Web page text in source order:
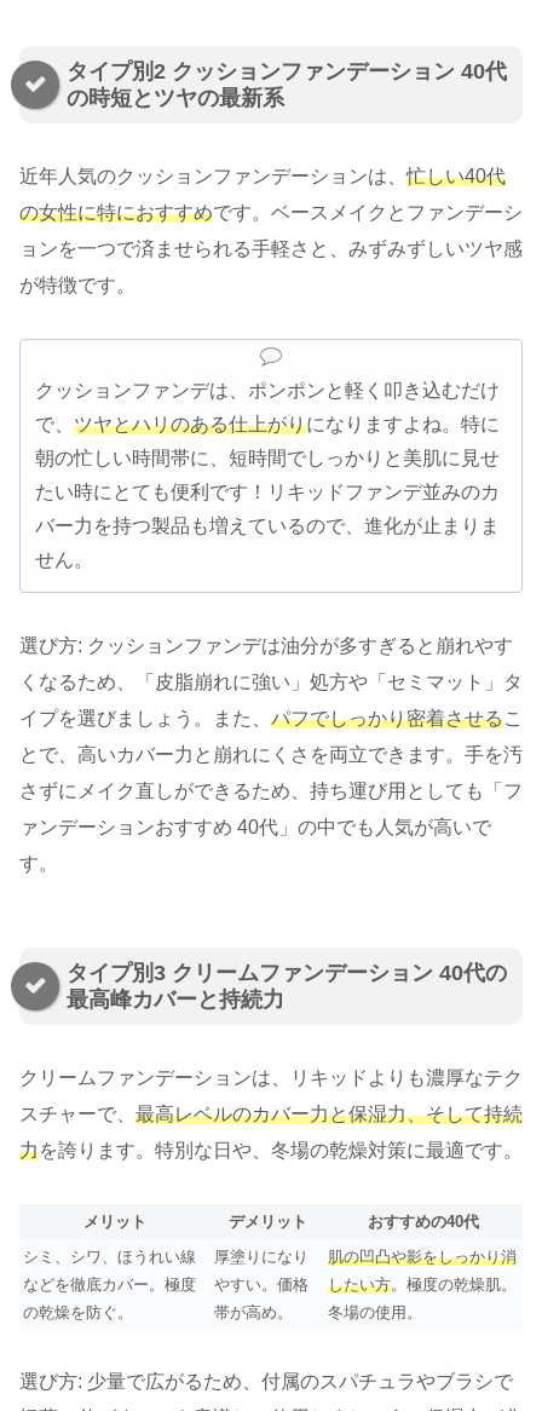
タイプ別2 クッションファンデーション 40代
の時短とツヤの最新系
近年人気のクッションファンデーションは、忙しい40代
の女性に特におすすめです。ベースメイクとファンデーシ
ョンを一つで済ませられる手軽さと、みずみずしいツヤ感
が特徴です。
クッションファンデは、ポンポンと軽く叩き込むだけ
で、 ツヤとハリのある仕上がりになりますよね。特に
朝の忙しい時間帯に、短時間でしっかりと美肌に見せ
たい時にとても便利です！リキッドファンデ並みのカ
バー力を持つ製品も増えているので、進化が止まりま
せん。
選び方: クッションファンデは油分が多すぎると崩れやす
くなるため、「皮脂崩れに強い」処方や「セミマット」タ
イプを選びましょう。また、 パフでしっかり密着させるこ
とで、高いカバー力と崩れにくさを両立できます。手を汚
さずにメイク直しができるため、持ち運び用としても「フ
ァンデーションおすすめ 40代」の中でも人気が高いで
す。
タイプ別3 クリームファンデーション 40代の
最高峰カバーと持続力
クリームファンデーションは、リキッドよりも濃厚なテク
スチャーで、 最高レベルのカバー力と保湿力、そして持続
力を誇ります。特別な日や、冬場の乾燥対策に最適です。
メリット デメリット
おすすめの40代
シミ、シワ、ほうれい線
などを徹底カバー。極度
の乾燥を防ぐ。
厚塗りになり
やすい。価格
帯が高め。
肌の凹凸や影をしっかり消
したい方。極度の乾燥肌。
冬場の使用。
選び方: 少量で広がるため、付属のスパチュラやブラシで